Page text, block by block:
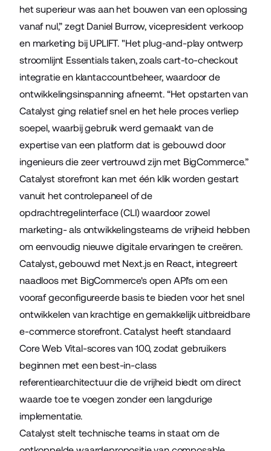
het superieur was aan het bouwen van een oplossing
vanaf nul,” zegt Daniel Burrow, vicepresident verkoop
en marketing bij UPLIFT. "Het plug-and-play ontwerp
stroomlijnt Essentials taken, zoals cart-to-checkout
integratie en klantaccountbeheer, waardoor de
ontwikkelingsinspanning afneemt. “Het opstarten van
Catalyst ging relatief snel en het hele proces verliep
soepel, waarbij gebruik werd gemaakt van de
expertise van een platform dat is gebouwd door
ingenieurs die zeer vertrouwd zijn met BigCommerce.”
Catalyst storefront kan met één klik worden gestart
vanuit het controlepaneel of de
opdrachtregelinterface (CLI) waardoor zowel
marketing- als ontwikkelingsteams de vrijheid hebben
om eenvoudig nieuwe digitale ervaringen te creëren.
Catalyst, gebouwd met Next.js en React, integreert
naadloos met BigCommerce's open API's om een
vooraf geconfigureerde basis te bieden voor het snel
ontwikkelen van krachtige en gemakkelijk uitbreidbare
e-commerce storefront. Catalyst heeft standaard
Core Web Vital-scores van 100, zodat gebruikers
beginnen met een best-in-class
referentiearchitectuur die de vrijheid biedt om direct
waarde toe te voegen zonder een langdurige
implementatie.
Catalyst stelt technische teams in staat om de